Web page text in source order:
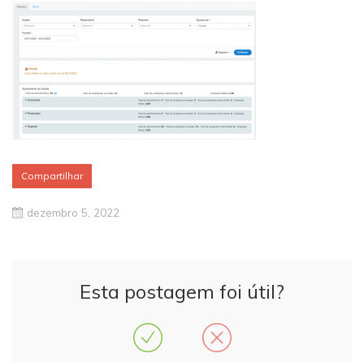
Compartilhar
dezembro 5, 2022
Esta postagem foi útil?